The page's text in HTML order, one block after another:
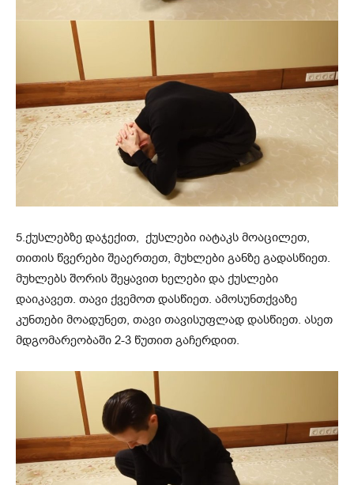
5.ქუსლებზე დაჯექით, ქუსლები იატაკს მოაცილეთ,
თითის წვერები შეაერთეთ, მუხლები განზე გადასწიეთ.
მუხლებს შორის შეყავით ხელები და ქუსლები
დაიკავეთ. თავი ქვემოთ დასწიეთ. ამოსუნთქვაზე
კუნთები მოადუნეთ, თავი თავისუფლად დასწიეთ. ასეთ
მდგომარეობაში 2-3 წუთით გაჩერდით.